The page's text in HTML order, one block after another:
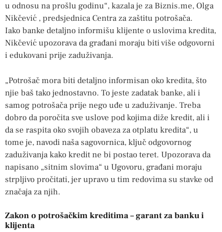
u odnosu na prošlu godinu“, kazala je za Biznis.me, Olga
Nikčević , predsjednica Centra za zaštitu potrošača.
Iako banke detaljno informišu klijente o uslovima kredita,
Nikčević upozorava da građani moraju biti više odgovorni
i edukovani prije zaduživanja.
„Potrošač mora biti detaljno informisan oko kredita, što
njie baš tako jednostavno. To jeste zadatak banke, ali i
samog potrošača prije nego uđe u zaduživanje. Treba
dobro da poročita sve uslove pod kojima diže kredit, ali i
da se raspita oko svojih obaveza za otplatu kredita“, u
tome je, navodi naša sagovornica, ključ odgovornog
zaduživanja kako kredit ne bi postao teret. Upozorava da
napisano „sitnim slovima“ u Ugovoru, građani moraju
strpljivo pročitati, jer upravo u tim redovima su stavke od
značaja za njih.
Zakon o potrošačkim kreditima – garant za banku i
klijenta